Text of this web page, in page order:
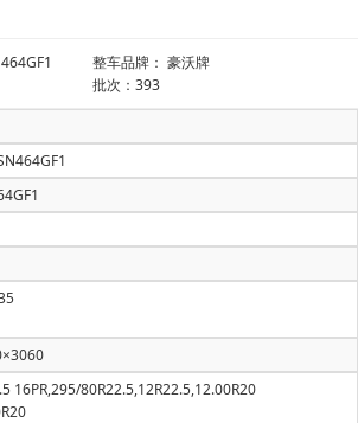
整车品牌： 豪沃牌
批次：393
16PR,295/80R22.5,12R22.5,12.00R20